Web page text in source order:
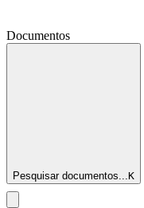
Documentos
Pesquisar documentos...K